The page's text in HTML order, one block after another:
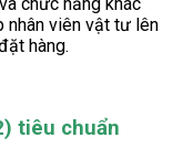
chức năng khác
nhân viên vật tư lên
hàng.
tiêu chuẩn